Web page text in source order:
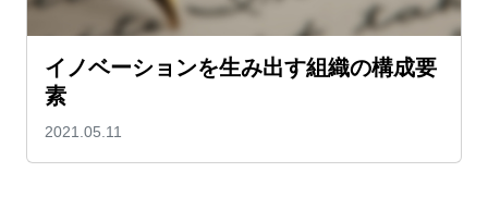
イノベーションを生み出す組織の構成要
素
2021.05.11